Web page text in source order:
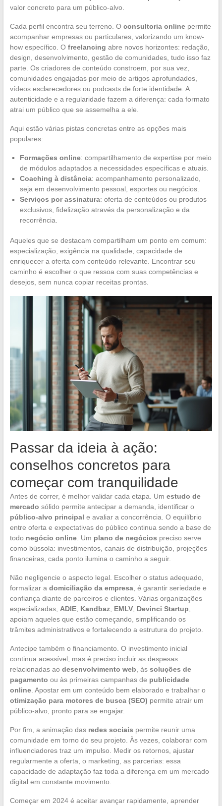
valor concreto para um público-alvo.
Cada perfil encontra seu terreno. O consultoria onlinepermite
acompanhar empresas ou particulares, valorizando um know-
how específico. O freelancing abre novos horizontes: redação,
design, desenvolvimento, gestão de comunidades, tudo isso faz
parte. Os criadores de conteúdo constroem, por sua vez,
comunidades engajadas por meio de artigos aprofundados,
vídeos esclarecedores ou podcasts de forte identidade. A
autenticidade e a regularidade fazem a diferença: cada formato
atrai um público que se assemelha a ele.
Aqui estão várias pistas concretas entre as opções mais
populares:
Formações online: compartilhamento de expertise por meio
de módulos adaptados a necessidades específicas e atuais.
Coaching à distância: acompanhamento personalizado,
seja em desenvolvimento pessoal, esportes ou negócios.
Serviços por assinatura: oferta de conteúdos ou produtos
exclusivos, fidelização através da personalização e da
recorrência.
Aqueles que se destacam compartilham um ponto em comum:
especialização, exigência na qualidade, capacidade de
enriquecer a oferta com conteúdo relevante. Encontrar seu
caminho é escolher o que ressoa com suas competências e
desejos, sem nunca copiar receitas prontas.
Passar da ideia à ação:
conselhos concretos para
começar com tranquilidade
Antes de correr, é melhor validar cada etapa. Um estudo de
mercado sólido permite antecipar a demanda, identificar o
público-alvo principal e avaliar a concorrência. O equilíbrio
entre oferta e expectativas do público continua sendo a base de
todo negócio online. Um plano de negócios preciso serve
como bússola: investimentos, canais de distribuição, projeções
financeiras, cada ponto ilumina o caminho a seguir.
Não negligencie o aspecto legal. Escolher o status adequado,
formalizar a domiciliação da empresa, é garantir seriedade e
confiança diante de parceiros e clientes. Várias organizações
especializadas, ADIE, Kandbaz, EMLV, Devinci Startup
apoiam aqueles que estão começando, simplificando os
trâmites administrativos e fortalecendo a estrutura do projeto.
Antecipe também o financiamento. O investimento inicial
continua acessível, mas é preciso incluir as despesas
relacionadas ao desenvolvimento web , às soluções de
pagamento ou às primeiras campanhas de publicidade
online. Apostar em um conteúdo bem elaborado e trabalhar o
otimização para motores de busca (SEO) permite atrair um
público-alvo, pronto para se engajar.
Por fim, a animação das redes sociais permite reunir uma
comunidade em torno do seu projeto. Às vezes, colaborar com
influenciadores traz um impulso. Medir os retornos, ajustar
regularmente a oferta, o marketing, as parcerias: essa
capacidade de adaptação faz toda a diferença em um mercado
digital em constante movimento.
Começar em 2024 é aceitar avançar rapidamente, aprender